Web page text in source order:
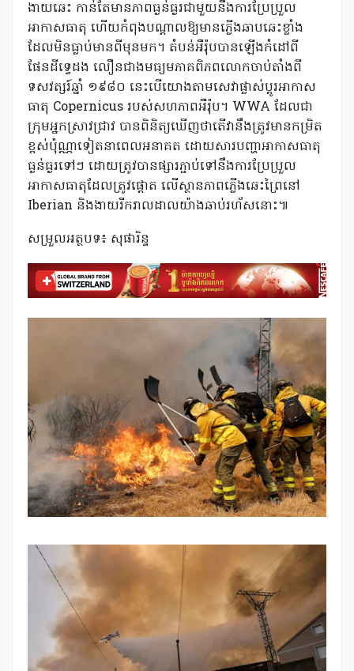
ងាយឆេះ កាន់តែមានភាពធ្ងន់ធ្ងរជាមួយនឹងការប្រែប្រួល
អាកាសធាតុ ហើយកំពុងបណ្តាលឱ្យមានភ្លើងឆាបឆេះខ្លាំង
ដែលមិនធ្លាប់មានពីមុនមក។ តំបន់អឺរ៉ុបបានឡើងកំដៅពី
ផែនដីទ្វេដង លឿនជាងមធ្យមភាគពិភពលោកចាប់តាំងពី
ទសវត្សរ៍ឆ្នាំ ១៩៨០ នេះបើយោងតាមសេវាផ្លាស់ប្តូរអាកាស
ធាតុ Copernicus របស់សហភាពអឺរ៉ុប។ WWA ដែលជា
ក្រុមអ្នកស្រាវជ្រាវ បានពិនិត្យឃើញថាតើវានឹងត្រូវមានកម្រិត
ខ្ពស់ប៉ុណ្ណាទៀតនាពេលអនាគត ដោយសារបញ្ហាអាកាសធាតុ
ធ្ងន់ធ្ងរទៅៗ ដោយត្រូវបានផ្សារភ្ជាប់ទៅនឹងការប្រែប្រួល
អាកាសធាតុដែលត្រូវផ្តោត លើស្ថានភាពភ្លើងឆេះព្រៃនៅ
Iberian និងងាយរីករាលដាលយ៉ាងឆាប់រហ័សនោះ៕
សម្រួលអត្ថបទ៖ សុផារិន្ទ